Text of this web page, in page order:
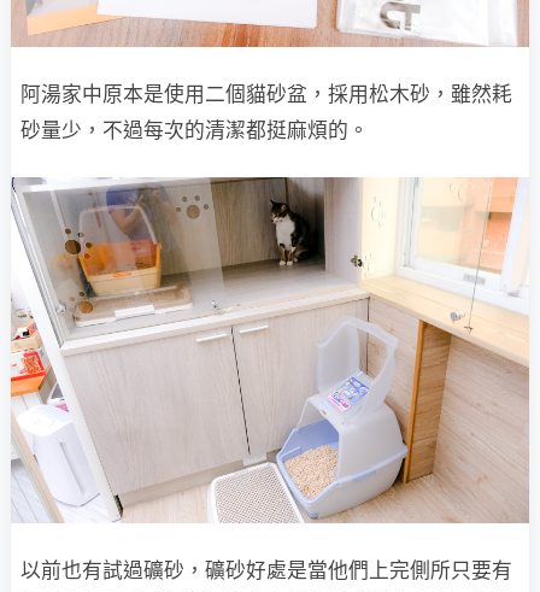
阿湯家中原本是使用二個貓砂盆，採用松木砂，雖然耗
砂量少，不過每次的清潔都挺麻煩的。
以前也有試過礦砂，礦砂好處是當他們上完側所只要有